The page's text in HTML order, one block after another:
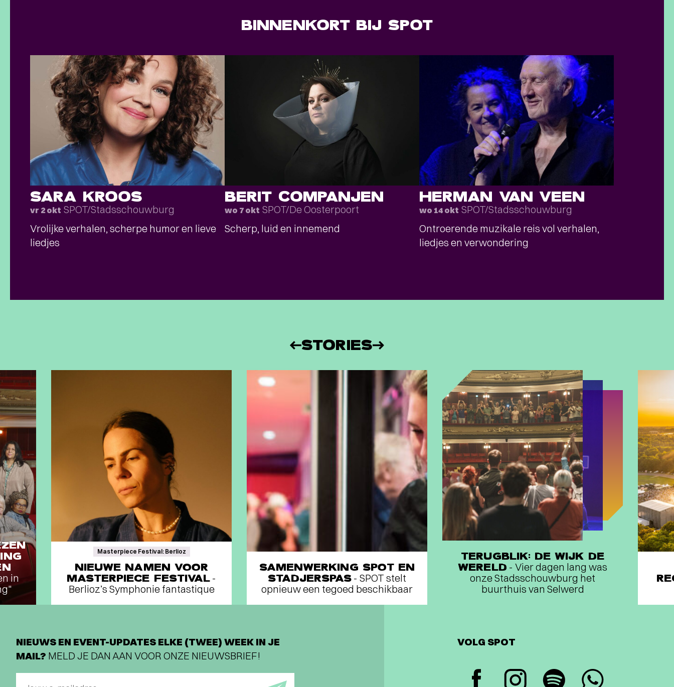
BINNENKORT BIJ SPOT
SARA KROOS
vr 2 okt SPOT/Stadsschouwburg
Vrolijke verhalen, scherpe humor en lieve
liedjes
BERIT COMPANJEN
wo 7 okt SPOT/De Oosterpoort
Scherp, luid en innemend
HERMAN VAN VEEN
wo 14 okt SPOT/Stadsschouwburg
Ontroerende muzikale reis vol verhalen,
liedjes en verwondering
STORIES
in
Masterpiece Festival: Berlioz
NIEUWE NAMEN VOOR
MASTERPIECE FESTIVAL -
Berlioz’s Symphonie fantastique
SAMENWERKING SPOT EN
STADJERSPAS - SPOT stelt
opnieuw een tegoed beschikbaar
TERUGBLIK: DE WIJK DE
WERELD - Vier dagen lang was
onze Stadsschouwburg het
buurthuis van Selwerd
NIEUWS EN EVENT-UPDATES ELKE (TWEE) WEEK IN JE
MAIL? MELD JE DAN AAN VOOR ONZE NIEUWSBRIEF!
VOLG SPOT